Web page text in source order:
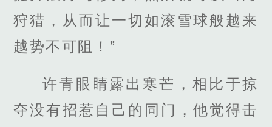
狩猎，从而让一切如滚雪球般越来
越势不可阻！”
许青眼睛露出寒芒，相比于掠
夺没有招惹自己的同门，他觉得击